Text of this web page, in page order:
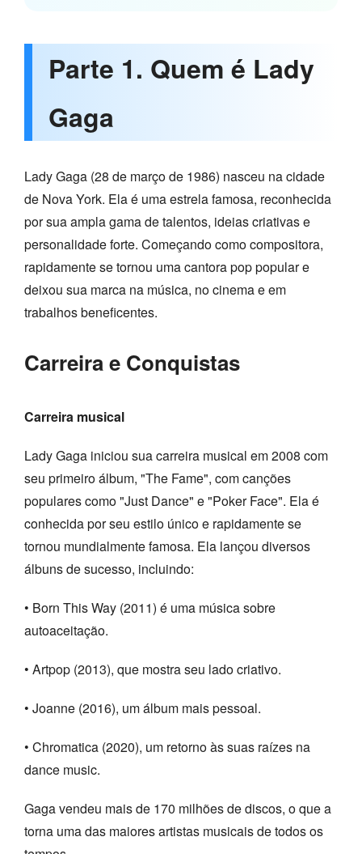
Parte 1. Quem é Lady
Gaga
Lady Gaga (28 de março de 1986) nasceu na cidade
de Nova York. Ela é uma estrela famosa, reconhecida
por sua ampla gama de talentos, ideias criativas e
personalidade forte. Começando como compositora,
rapidamente se tornou uma cantora pop popular e
deixou sua marca na música, no cinema e em
trabalhos beneficentes.
Carreira e Conquistas
Carreira musical
Lady Gaga iniciou sua carreira musical em 2008 com
seu primeiro álbum, "The Fame", com canções
populares como "Just Dance" e "Poker Face". Ela é
conhecida por seu estilo único e rapidamente se
tornou mundialmente famosa. Ela lançou diversos
álbuns de sucesso, incluindo:
• Born This Way (2011) é uma música sobre
autoaceitação.
• Artpop (2013), que mostra seu lado criativo.
• Joanne (2016), um álbum mais pessoal.
• Chromatica (2020), um retorno às suas raízes na
dance music.
Gaga vendeu mais de 170 milhões de discos, o que a
torna uma das maiores artistas musicais de todos os